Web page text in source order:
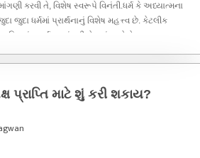
કરવી તે, વિશેષ સ્વરૂપે વિનંતી.ધર્મ કે અધ્યાત્મના
જુદા ધર્મમાં પ્રાર્થનાનું વિશેષ મહત્ત્વ છે. કેટલીક
પ્રાર્થના સાંકળી લેવામાં આવે છે.
પ્રાપ્તિ માટે શું કરી શકાય?